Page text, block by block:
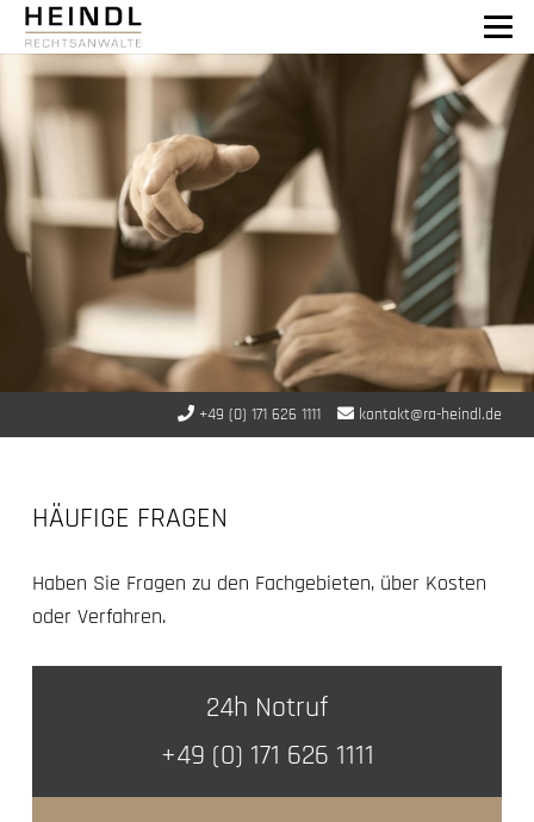
+49 (0) 171 626 1111 kontakt@ra-heindl.de
HÄUFIGE FRAGEN
Haben Sie Fragen zu den Fachgebieten, über Kosten
oder Verfahren.
24h Notruf
+49 (0) 171 626 1111